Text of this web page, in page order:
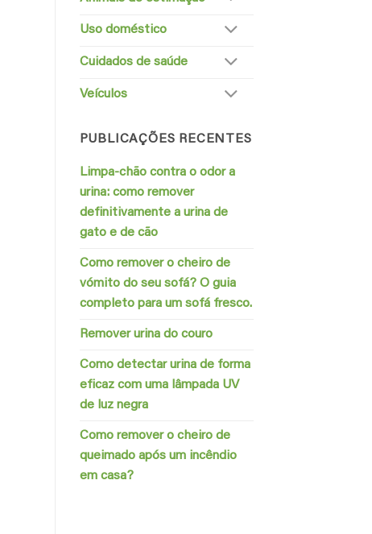
Uso doméstico
Cuidados de saúde
Veículos
PUBLICAÇÕES RECENTES
Limpa-chão contra o odor a
urina: como remover
definitivamente a urina de
gato e de cão
Como remover o cheiro de
vómito do seu sofá? O guia
completo para um sofá fresco.
Remover urina do couro
Como detectar urina de forma
eficaz com uma lâmpada UV
de luz negra
Como remover o cheiro de
queimado após um incêndio
em casa?